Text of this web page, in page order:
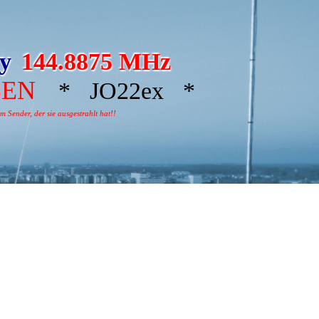
144.8875 MHz
* JO22ex *
Sender, der sie ausgestrahlt hat!!